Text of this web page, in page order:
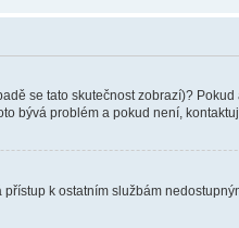
se tato skutečnost zobrazí)?
bývá problém a pokud není,
k ostatním službám